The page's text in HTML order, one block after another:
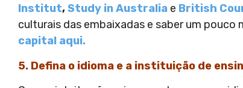
Institut,Study in Australia e British
culturais das embaixadas e saber um pouco
capital aqui.
5. Defina o idioma e a instituição de